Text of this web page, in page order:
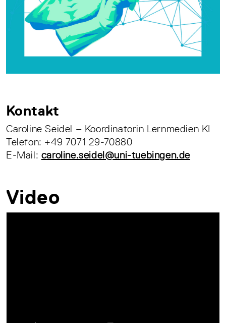
Kontakt
Caroline Seidel – Koordinatorin Lernmedien KI
Telefon: +49 7071 29-70880
E-Mail: caroline.seidel@uni-tuebingen.de
Video